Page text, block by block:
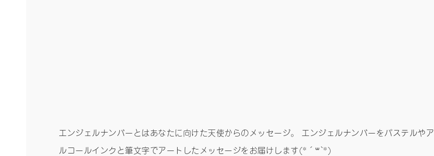
エンジェルナンバーとはあなたに向けた天使からのメッセージ。 エンジェルナンバーをパステルやア
ルコールインクと筆文字でアートしたメッセージをお届けします(*´꒳`*)